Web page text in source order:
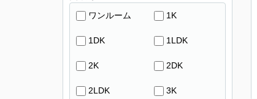
ワンルーム 1K
1DK 1LDK
2K 2DK
2LDK 3K